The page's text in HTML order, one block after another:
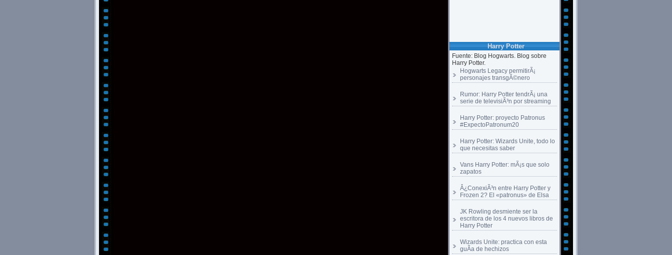
Harry Potter
Fuente: Blog Hogwarts. Blog sobre
Harry Potter.
Hogwarts Legacy permitirÃ¡
personajes transgÃ©nero
Rumor: Harry Potter tendrÃ¡ una
serie de televisiÃ³n por streaming
Harry Potter: proyecto Patronus
#ExpectoPatronum20
Harry Potter: Wizards Unite, todo lo
que necesitas saber
Vans Harry Potter: mÃ¡s que solo
zapatos
Â¿ConexiÃ³n entre Harry Potter y
Frozen 2? El «patronus» de Elsa
JK Rowling desmiente ser la
escritora de los 4 nuevos libros de
Harry Potter
Wizards Unite: practica con esta
guÃ­a de hechizos